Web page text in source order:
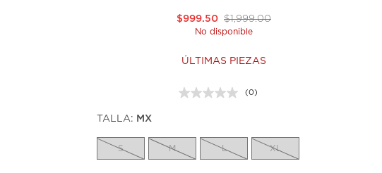
$1,999.00
$999.50
No disponible
ÚLTIMAS PIEZAS
Sin
la
misma
(0)
TALLA: MX
S M L XL